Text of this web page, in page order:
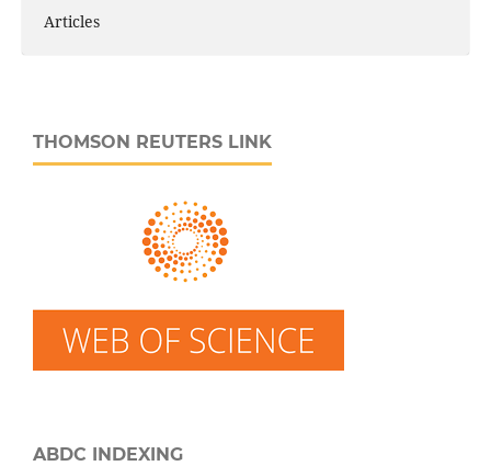
Articles
THOMSON REUTERS LINK
ABDC INDEXING